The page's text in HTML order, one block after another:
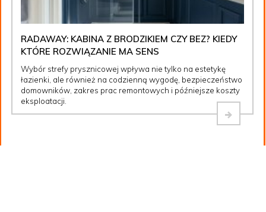
RADAWAY: KABINA Z BRODZIKIEM CZY BEZ? KIEDY
KTÓRE ROZWIĄZANIE MA SENS
Wybór strefy prysznicowej wpływa nie tylko na estetykę
łazienki, ale również na codzienną wygodę, bezpieczeństwo
domowników, zakres prac remontowych i późniejsze koszty
eksploatacji.